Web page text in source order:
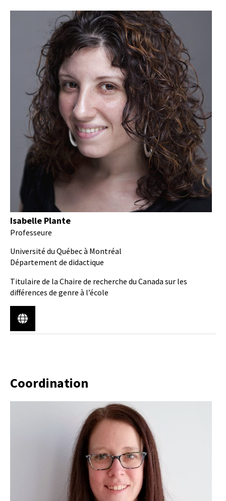
Isabelle Plante
Professeure
Université du Québec à Montréal
Département de didactique
Titulaire de la Chaire de recherche du Canada sur les
différences de genre à l’école
Coordination